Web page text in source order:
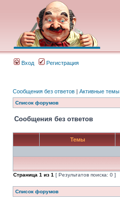
Вход Регистрация
Сообщения без ответов | Активные темы
Список форумов
Сообщения без ответов
Темы
Страница 1 из 1 [ Результатов поиска: 0 ]
Список форумов